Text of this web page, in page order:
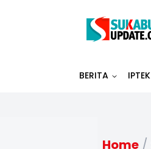
BERITA IPTEK
Home /